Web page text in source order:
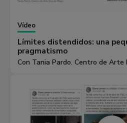
Vídeo
Límites distendidos: una
pragmatismo
Con Tania Pardo. Centro de Arte